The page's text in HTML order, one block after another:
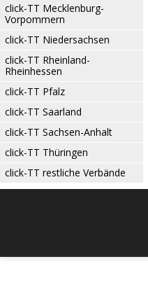
click-TT Mecklenburg-
Vorpommern
click-TT Niedersachsen
click-TT Rheinland-
Rheinhessen
click-TT Pfalz
click-TT Saarland
click-TT Sachsen-Anhalt
click-TT Thüringen
click-TT restliche Verbände